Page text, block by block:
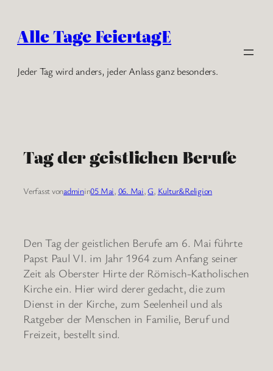
Inhalt
springen
Alle Tage FeiertagE
Jeder Tag wird anders, jeder Anlass ganz besonders.
Tag der geistlichen Berufe
Verfasst vonadminin05 Mai, 06. Mai, G, Kultur&Religion
Den Tag der geistlichen Berufe am 6. Mai führte
Papst Paul VI. im Jahr 1964 zum Anfang seiner
Zeit als Oberster Hirte der Römisch-Katholischen
Kirche ein. Hier wird derer gedacht, die zum
Dienst in der Kirche, zum Seelenheil und als
Ratgeber der Menschen in Familie, Beruf und
Freizeit, bestellt sind.